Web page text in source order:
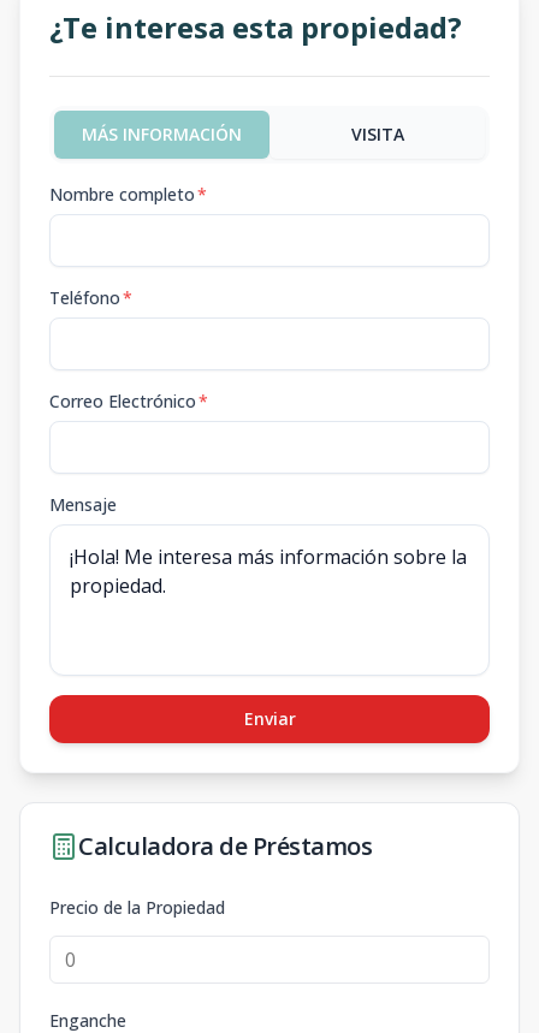
¿Te interesa esta propiedad?
MÁS INFORMACIÓN VISITA
Nombre completo*
Teléfono*
Correo Electrónico*
Mensaje
Enviar
Calculadora de Préstamos
Precio de la Propiedad
Enganche